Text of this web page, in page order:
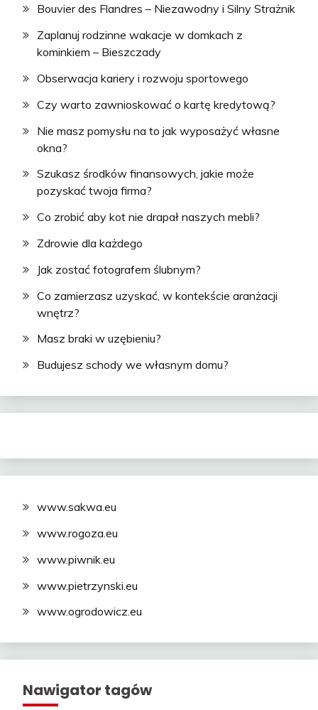
Bouvier des Flandres – Niezawodny i Silny Strażnik
Zaplanuj rodzinne wakacje w domkach z
kominkiem – Bieszczady
Obserwacja kariery i rozwoju sportowego
Czy warto zawnioskować o kartę kredytową?
Nie masz pomysłu na to jak wyposażyć własne
okna?
Szukasz środków finansowych, jakie może
pozyskać twoja firma?
Co zrobić aby kot nie drapał naszych mebli?
Zdrowie dla każdego
Jak zostać fotografem ślubnym?
Co zamierzasz uzyskać, w kontekście aranżacji
wnętrz?
Masz braki w uzębieniu?
Budujesz schody we własnym domu?
www.sakwa.eu
www.rogoza.eu
www.piwnik.eu
www.pietrzynski.eu
www.ogrodowicz.eu
Nawigator tagów